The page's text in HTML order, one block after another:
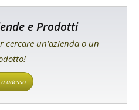
e Prodotti
cercare un'azienda o un
adesso